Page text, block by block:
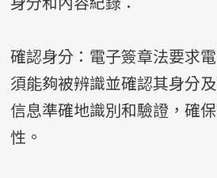
確認身分：電子簽章法要求
須能夠被辨識並確認其身分
信息準確地識別和驗證，確
性。